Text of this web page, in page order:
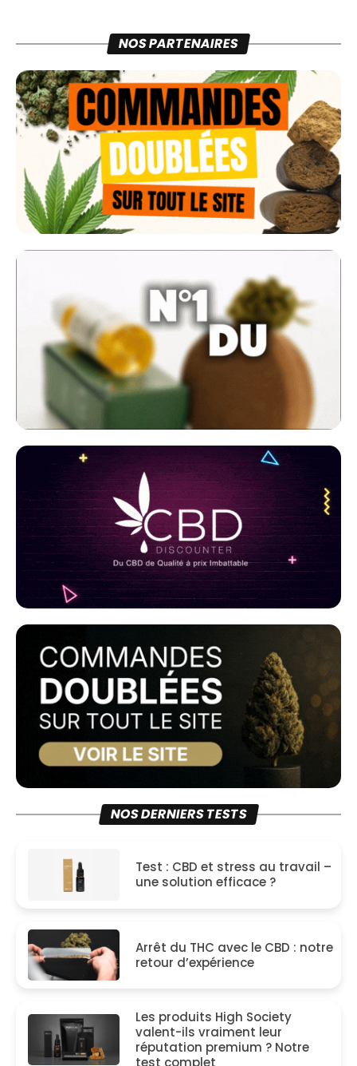
NOS PARTENAIRES
NOS DERNIERS TESTS
Test : CBD et stress au travail –
une solution efficace ?
Arrêt du THC avec le CBD : notre
retour d’expérience
Les produits High Society
valent-ils vraiment leur
réputation premium ? Notre
test complet